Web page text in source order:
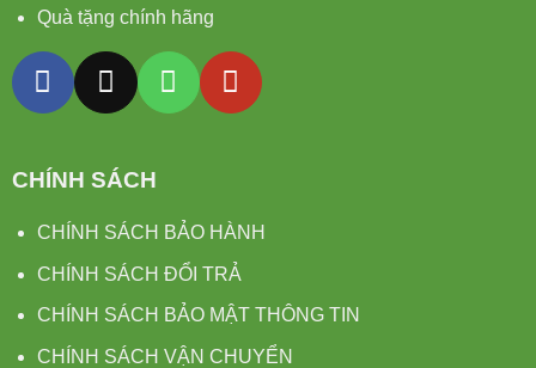
Quà tặng chính hãng
CHÍNH SÁCH
CHÍNH SÁCH BẢO HÀNH
CHÍNH SÁCH ĐỔI TRẢ
CHÍNH SÁCH BẢO MẬT THÔNG TIN
CHÍNH SÁCH VẬN CHUYỂN